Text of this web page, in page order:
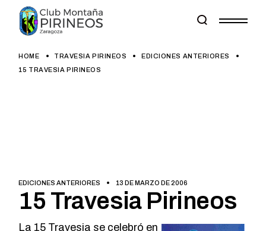
content
HOME TRAVESIA PIRINEOS
EDICIONES ANTERIORES
15 TRAVESIA PIRINEOS
EDICIONES ANTERIORES 13 DE MARZO DE 2006
15 Travesia Pirineos
La 15 Travesia se celebró en